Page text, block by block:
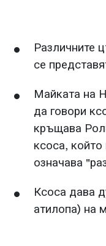
Различните
се
Майката на
да говори
кръщава
ксоса, който
означава
Ксоса дава
атилопа) на